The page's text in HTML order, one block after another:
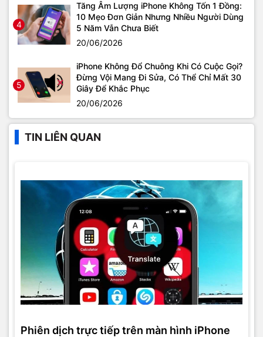
4
Tăng Âm Lượng iPhone Không Tốn 1 Đồng:
10 Mẹo Đơn Giản Nhưng Nhiều Người Dùng
5 Năm Vẫn Chưa Biết
20/06/2026
5
iPhone Không Đổ Chuông Khi Có Cuộc Gọi?
Đừng Vội Mang Đi Sửa, Có Thể Chỉ Mất 30
Giây Để Khắc Phục
20/06/2026
TIN LIÊN QUAN
Phiên dịch trực tiếp trên màn hình iPhone